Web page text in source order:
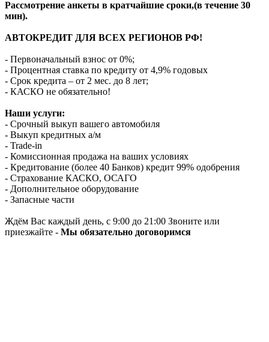
Рассмотрение анкеты в кратчайшие сроки,(в течение 30
мин).
АВТОКРЕДИТ ДЛЯ ВСЕХ РЕГИОНОВ РФ!
- Первоначальный взнос от 0%;
- Процентная ставка по кредиту от 4,9% годовых
- Срок кредита – от 2 мес. до 8 лет;
- КАСКО не обязательно!
Наши услуги:
- Срочный выкуп вашего автомобиля
- Выкуп кредитных а/м
- Trade-in
- Комиссионная продажа на ваших условиях
- Кредитование (более 40 Банков) кредит 99% одобрения
- Страхование КАСКО, ОСАГО
- Дополнительное оборудование
- Запасные части
Ждём Вас каждый день, с 9:00 до 21:00 Звоните или
приезжайте - Мы обязательно договоримся